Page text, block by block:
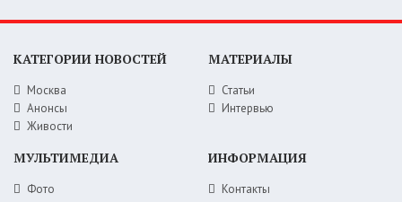
КАТЕГОРИИ НОВОСТЕЙ
Москва
Анонсы
Живости
МАТЕРИАЛЫ
Статьи
Интервью
МУЛЬТИМЕДИА
Фото
ИНФОРМАЦИЯ
Контакты